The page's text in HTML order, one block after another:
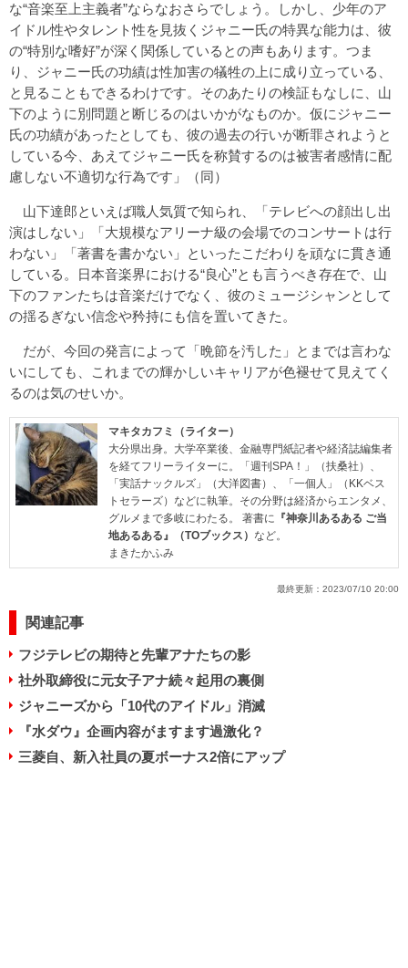
な“音楽至上主義者”ならなおさらでしょう。しかし、少年のア
イドル性やタレント性を見抜くジャニー氏の特異な能力は、彼
の“特別な嗜好”が深く関係しているとの声もあります。つま
り、ジャニー氏の功績は性加害の犠牲の上に成り立っている、
と見ることもできるわけです。そのあたりの検証もなしに、山
下のように別問題と断じるのはいかがなものか。仮にジャニー
氏の功績があったとしても、彼の過去の行いが断罪されようと
している今、あえてジャニー氏を称賛するのは被害者感情に配
慮しない不適切な行為です」（同）
山下達郎といえば職人気質で知られ、「テレビへの顔出し出
演はしない」「大規模なアリーナ級の会場でのコンサートは行
わない」「著書を書かない」といったこだわりを頑なに貫き通
している。日本音楽界における“良心”とも言うべき存在で、山
下のファンたちは音楽だけでなく、彼のミュージシャンとして
の揺るぎない信念や矜持にも信を置いてきた。
だが、今回の発言によって「晩節を汚した」とまでは言わな
いにしても、これまでの輝かしいキャリアが色褪せて見えてく
るのは気のせいか。
マキタカフミ（ライター）
大分県出身。大学卒業後、金融専門紙記者や経済誌編集者
を経てフリーライターに。「週刊SPA！」（扶桑社）、
「実話ナックルズ」（大洋図書）、「一個人」（KKベス
トセラーズ）などに執筆。その分野は経済からエンタメ、
グルメまで多岐にわたる。 著書に 『神奈川あるある ご当
地あるある』（TOブックス） など。
まきたかふみ
最終更新： 2023/07/10 20:00
関連記事
フジテレビの期待と先輩アナたちの影
社外取締役に元女子アナ続々起用の裏側
ジャニーズから「10代のアイドル」消滅
『水ダウ』企画内容がますます過激化？
三菱自、新入社員の夏ボーナス2倍にアップ